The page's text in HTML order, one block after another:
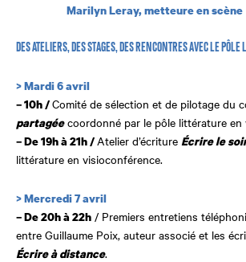
Marilyn Leray, metteure en scène
DES ATELIERS, DES STAGES, DES RENCONTRES AVEC LE PÔLE
> Mardi 6 avril
– 10h /Comité de sélection et de pilotage du
partagéecoordonné par le pôle littérature en
– De 19h à 21h /Atelier d’écriture Écrire le
littérature en visioconférence.
> Mercredi 7 avril
– De 20h à 22h / Premiers entretiens
entre Guillaume Poix, auteur associé et les
Écrire à distance.